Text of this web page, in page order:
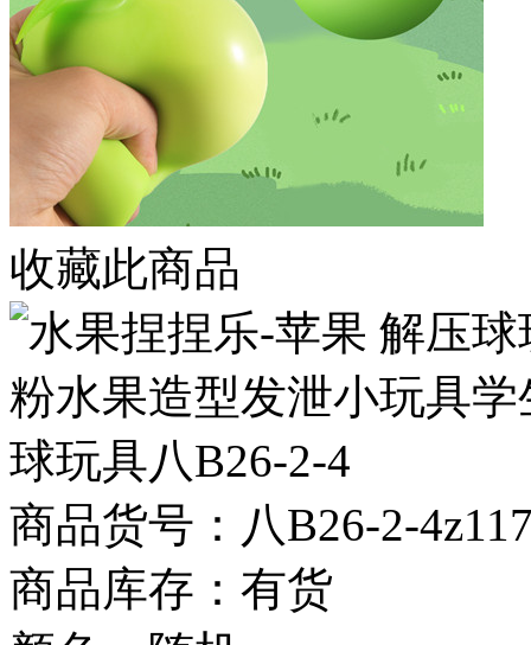
收藏此商品
商品货号：八B26-2-
商品库存：有货